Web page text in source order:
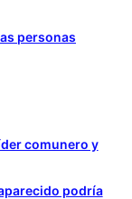
personas
comunero y
podría